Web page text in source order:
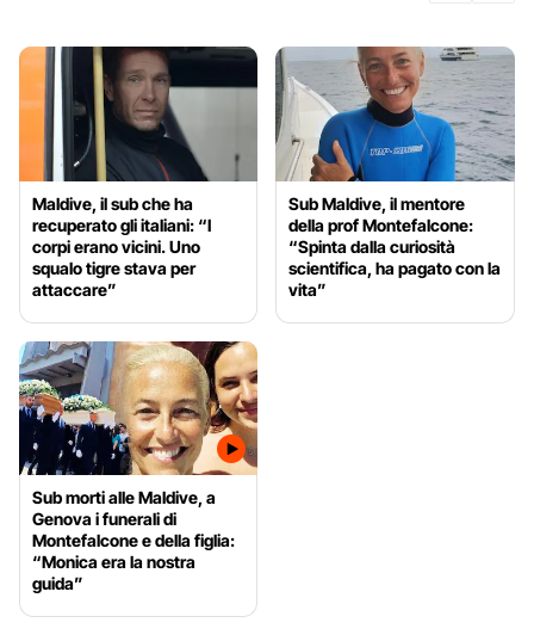
Maldive, il sub che ha
recuperato gli italiani: “I
corpi erano vicini. Uno
squalo tigre stava per
attaccare”
Sub Maldive, il mentore
della prof Montefalcone:
“Spinta dalla curiosità
scientifica, ha pagato con la
vita”
Sub morti alle Maldive, a
Genova i funerali di
Montefalcone e della figlia:
“Monica era la nostra
guida”